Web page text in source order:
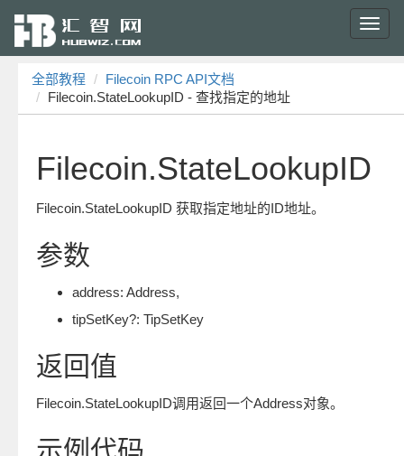
全部教程
Filecoin RPC API文档
Filecoin.StateLookupID - 查找指定的地址
Filecoin.StateLookupID
Filecoin.StateLookupID 获取指定地址的ID地址。
参数
address: Address,
tipSetKey?: TipSetKey
返回值
Filecoin.StateLookupID调用返回一个Address对象。